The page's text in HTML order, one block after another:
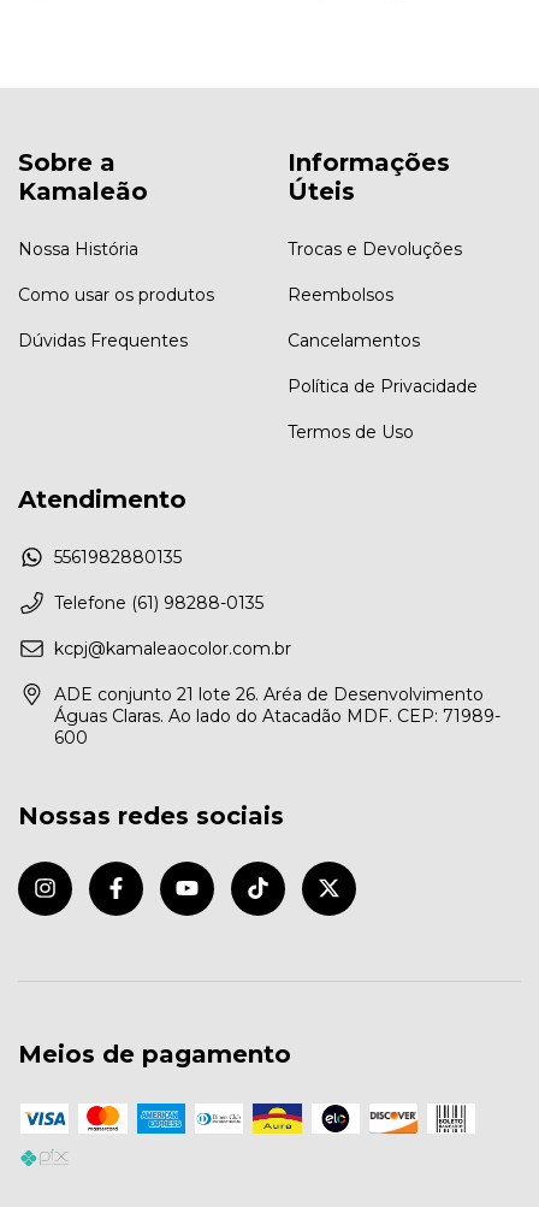
Sobre a
Kamaleão
Nossa História
Como usar os produtos
Dúvidas Frequentes
Informações
Úteis
Trocas e Devoluções
Reembolsos
Cancelamentos
Política de Privacidade
Termos de Uso
Atendimento
5561982880135
Telefone (61) 98288-0135
kcpj@kamaleaocolor.com.br
ADE conjunto 21 lote 26. Aréa de Desenvolvimento
Águas Claras. Ao lado do Atacadão MDF. CEP: 71989-
600
Nossas redes sociais
Meios de pagamento